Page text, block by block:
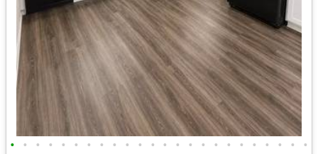
• • • • • • • • • • • • • • • • • • • • • • • •